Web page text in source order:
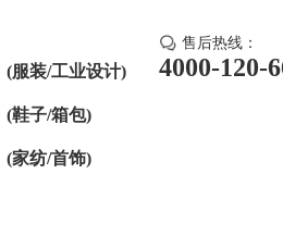
(服装/工业设计)
(鞋子/箱包)
(家纺/首饰)
售后热线：
4000-120-